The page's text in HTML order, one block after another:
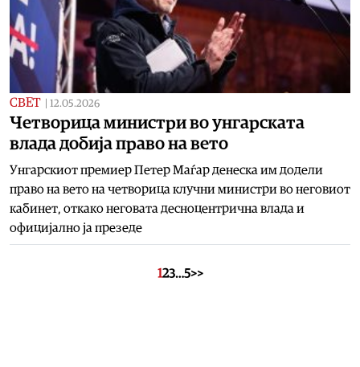
СВЕТ 12.05.2026
Четворица министри во унгарската
влада добија право на вето
Унгарскиот премиер Петер Маѓар денеска им додели
право на вето на четворица клучни министри во неговиот
кабинет, откако неговата десноцентрична влада и
официјално ја презеде
123…5>>